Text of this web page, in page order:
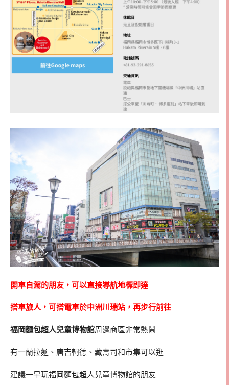
開車自駕的朋友，可以直接導航地標即達
搭車旅人，可搭電車於中洲川瑞站，再步行前往
福岡麵包超人兒童博物館周邊商區非常熱鬧
有一蘭拉麵、唐吉軻德、藏壽司和市集可以逛
建議一早玩福岡麵包超人兒童博物館的朋友